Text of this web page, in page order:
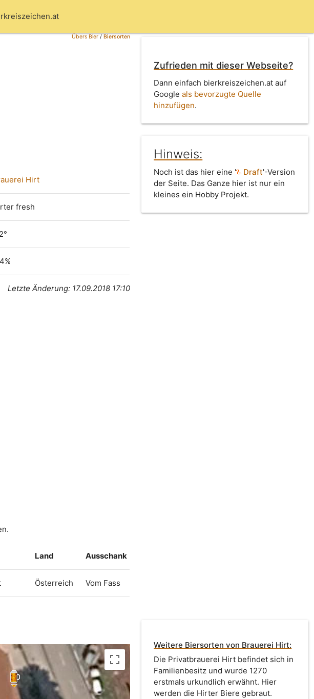
Übers Bier/Biersorten
Hirt
fresh
Letzte Änderung: 17.09.2018 17:10
Zufrieden mit dieser Webseite?
Dann einfach bierkreiszeichen.at auf
Googleals bevorzugte Quelle
hinzufügen.
Hinweis:
Noch ist das hier eine ' Draft'-Version
der Seite. Das Ganze hier ist nur ein
kleines ein Hobby Projekt.
Land Ausschank
Österreich Vom Fass
Weitere Biersorten von Brauerei Hirt:
Die Privatbrauerei Hirt befindet sich in
Familienbesitz und wurde 1270
erstmals urkundlich erwähnt. Hier
werden die Hirter Biere gebraut.